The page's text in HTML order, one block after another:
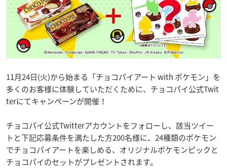
11月24日(火)から始まる「チョコパイアート with ポケモン」を
多くのお客様に体験していただくために、チョコパイ公式Twit
terにてキャンペーンが開催！
チョコパイ公式Twitterアカウントをフォローし、該当ツイー
トと下記応募条件を満たした方200名様に、24種類のポケモン
でチョコパイアートを楽しめる、オリジナルポケモンピックと
チョコパイのセットがプレゼントされます。